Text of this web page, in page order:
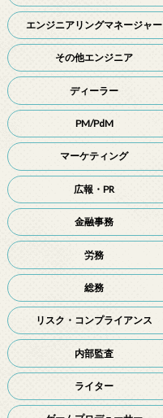
エンジニアリングマネージャー
その他エンジニア
ディーラー
PM/PdM
マーケティング
広報・PR
金融事務
労務
総務
リスク・コンプライアンス
内部監査
ライター